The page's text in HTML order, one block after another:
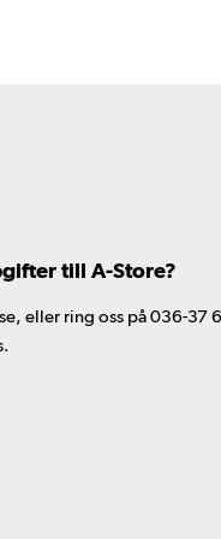
till A-Store?
eller ring oss på 036-37